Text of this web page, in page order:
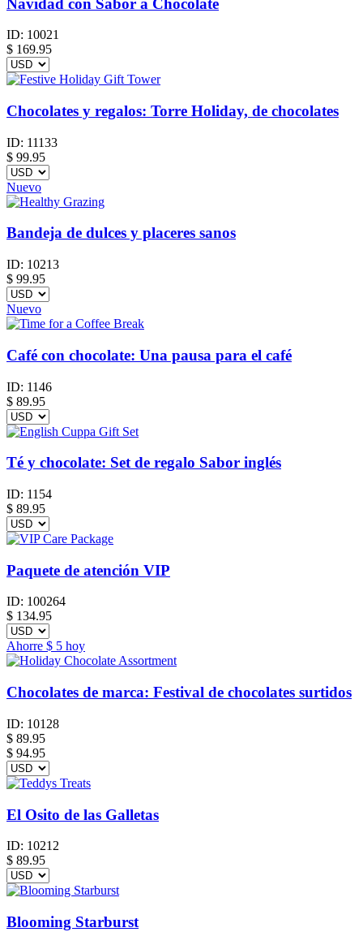
ID: 10021
$ 169.95
Chocolates y regalos: Torre Holiday, de chocolates
ID: 11133
$ 99.95
Nuevo
Bandeja de dulces y placeres sanos
ID: 10213
$ 99.95
Nuevo
Café con chocolate: Una pausa para el café
ID: 1146
$ 89.95
Té y chocolate: Set de regalo Sabor inglés
ID: 1154
$ 89.95
Paquete de atención VIP
ID: 100264
$ 134.95
Ahorre $ 5 hoy
Chocolates de marca: Festival de chocolates surtidos
ID: 10128
$ 89.95
$ 94.95
El Osito de las Galletas
ID: 10212
$ 89.95
Blooming Starburst